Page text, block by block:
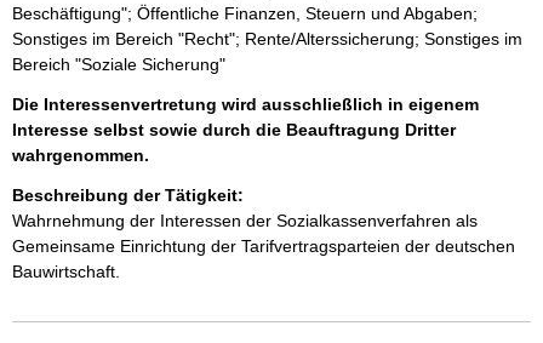
Beschäftigung"; Öffentliche Finanzen, Steuern und Abgaben;
Sonstiges im Bereich "Recht"; Rente/Alterssicherung; Sonstiges im
Bereich "Soziale Sicherung"
Die Interessenvertretung wird ausschließlich in eigenem
Interesse selbst sowie durch die Beauftragung Dritter
wahrgenommen.
Beschreibung der Tätigkeit:
Wahrnehmung der Interessen der Sozialkassenverfahren als
Gemeinsame Einrichtung der Tarifvertragsparteien der deutschen
Bauwirtschaft.